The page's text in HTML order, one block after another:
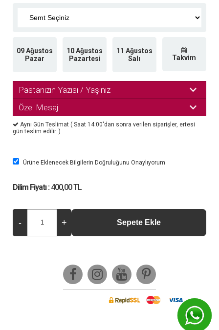
09 Ağustos
Pazar
10 Ağustos
Pazartesi
11 Ağustos
Salı
Takvim
Pastanızın Yazısı / Yaşınız
Özel Mesaj
Aynı Gün Teslimat ( Saat 14:00'dan sonra verilen siparişler, ertesi
gün teslim edilir. )
Ürüne Eklenecek Bilgilerin Doğruluğunu Onaylıyorum
Dilim Fiyatı : 400,00 TL